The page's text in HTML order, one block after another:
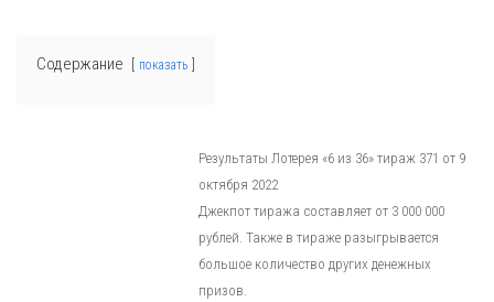
Содержание показать
Результаты Лотерея «6 из 36» тираж 371 от 9
октября 2022
Джекпот тиража составляет от 3 000 000
рублей. Также в тираже разыгрывается
большое количество других денежных
призов.